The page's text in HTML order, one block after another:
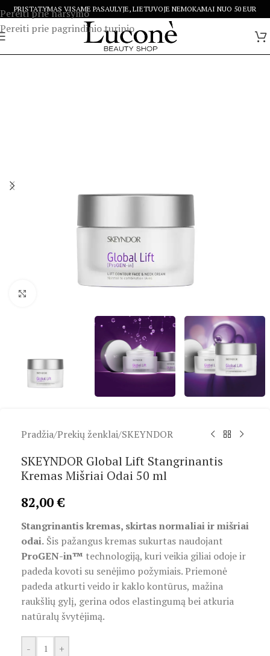
Pereiti prie naršymo
Pereiti prie pagrindinio turinio
PRISTATYMAS VISAME PASAULYJE, LIETUVOJE NEMOKAMAI NUO 50 EUR
Pradžia/Prekių ženklai/SKEYNDOR
SKEYNDOR Global Lift Stangrinantis
Kremas Mišriai Odai 50 ml
82,00€
Stangrinantis kremas, skirtas normaliai ir mišriai
odai. Šis pažangus kremas sukurtas naudojant
ProGEN-in™ technologiją, kuri veikia giliai odoje ir
padeda kovoti su senėjimo požymiais. Priemonė
padeda atkurti veido ir kaklo kontūrus, mažina
raukšlių gylį, gerina odos elastingumą bei atkuria
natūralų švytėjimą.
- +